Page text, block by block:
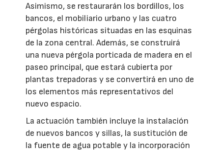
Asimismo, se restaurarán los bordillos, los
bancos, el mobiliario urbano y las cuatro
pérgolas históricas situadas en las esquinas
de la zona central. Además, se construirá
una nueva pérgola porticada de madera en el
paseo principal, que estará cubierta por
plantas trepadoras y se convertirá en uno de
los elementos más representativos del
nuevo espacio.
La actuación también incluye la instalación
de nuevos bancos y sillas, la sustitución de
la fuente de agua potable y la incorporación